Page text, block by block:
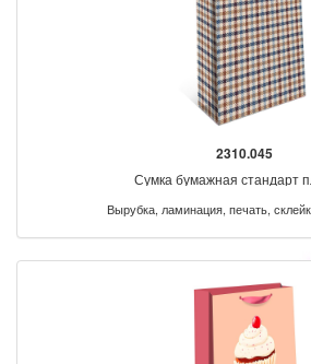
2310.045
Сумка бумажная стандарт
Вырубка, ламинация, печать,